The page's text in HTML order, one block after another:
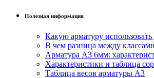
Полезная информация
Какую арматуру
В чем разница между
Арматура А3 6мм:
Характеристики и таблица
Таблица весов арматуры А3